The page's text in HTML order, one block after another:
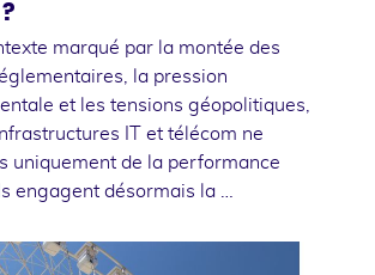
marqué par la montée des
la pression
et les tensions géopolitiques,
IT et télécom ne
uniquement de la performance
engagent désormais la …